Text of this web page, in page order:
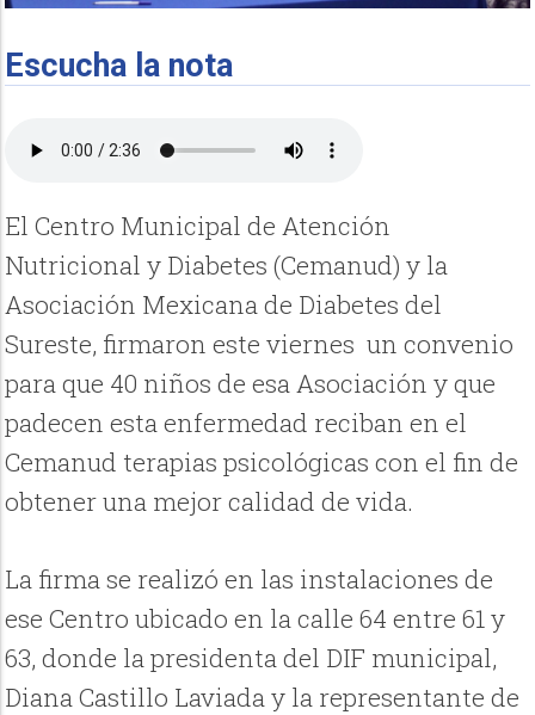
Escucha la nota
El Centro Municipal de Atención
Nutricional y Diabetes (Cemanud) y la
Asociación Mexicana de Diabetes del
Sureste, firmaron este viernes un convenio
para que 40 niños de esa Asociación y que
padecen esta enfermedad reciban en el
Cemanud terapias psicológicas con el fin de
obtener una mejor calidad de vida.
La firma se realizó en las instalaciones de
ese Centro ubicado en la calle 64 entre 61 y
63, donde la presidenta del DIF municipal,
Diana Castillo Laviada y la representante de